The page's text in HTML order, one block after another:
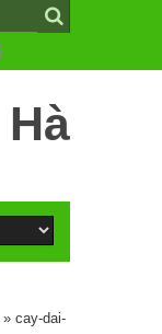
» cay-dai-